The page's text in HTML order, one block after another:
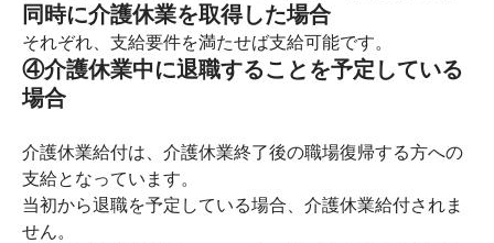
同時に介護休業を取得した場合
それぞれ、支給要件を満たせば支給可能です。
④介護休業中に退職することを予定している
場合
介護休業給付は、介護休業終了後の職場復帰する方への
支給となっています。
当初から退職を予定している場合、介護休業給付されま
せん。